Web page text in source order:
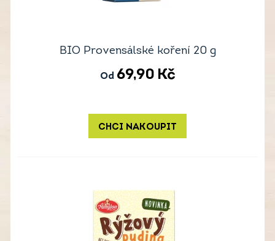
BIO Provensálské koření 20 g
Od 69,90 Kč
CHCI NAKOUPIT